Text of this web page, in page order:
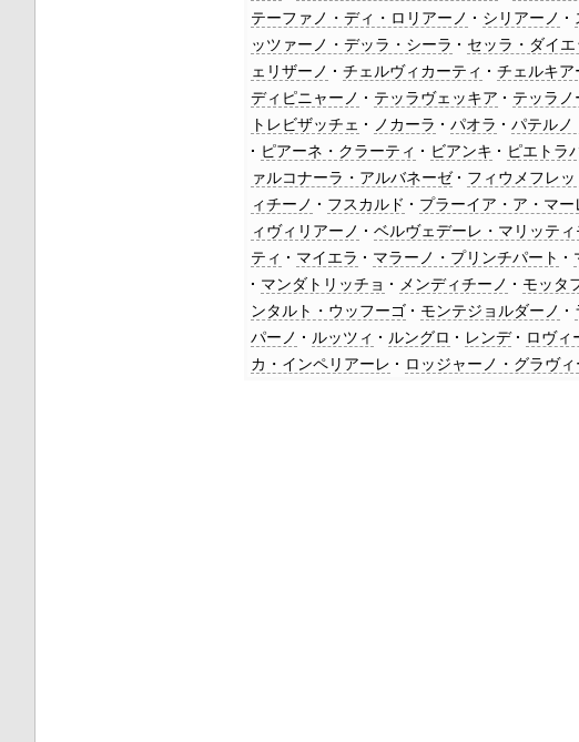
テーファノ・ディ・ロリアーノ
シリアーノ
ッツァーノ・デッラ・シーラ
セッラ・ダイエ
ェリザーノ
チェルヴィカーティ チェルキア
ディピニャーノ
テッラヴェッキア テッラノ
トレビザッチェ
ノカーラ パオラ パテルノ
ピアーネ・クラーティ
ビアンキ ピエトラ
ァルコナーラ・アルバネーゼ
フィウメフレ
ィチーノ
フスカルド プラーイア・ア・マー
ィヴィリアーノ
ベルヴェデーレ・マリッティ
ティ
マイエラ マラーノ・プリンチパート
マンダトリッチョ
メンディチーノ モッタ
ンタルト・ウッフーゴ
モンテジョルダーノ
パーノ
ルッツィ ルングロ レンデ ロヴィ
カ・インペリアーレ
ロッジャーノ・グラヴィ